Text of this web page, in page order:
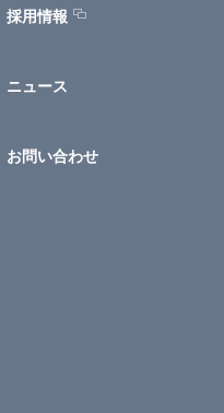
採用情報
ニュース
お問い合わせ